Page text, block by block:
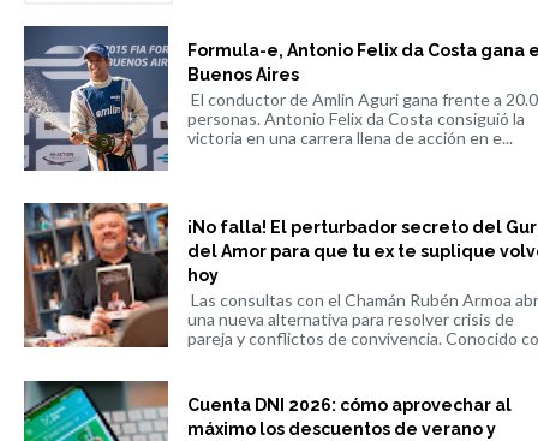
Formula-e, Antonio Felix da Costa gana
Buenos Aires
El conductor de Amlin Aguri gana frente a
personas. Antonio Felix da Costa consiguió la
victoria en una carrera llena de acción en e...
¡No falla! El perturbador secreto del
del Amor para que tu ex te suplique
hoy
Las consultas con el Chamán Rubén Armoa
una nueva alternativa para resolver crisis de
pareja y conflictos de convivencia. Conocido
Cuenta DNI 2026: cómo aprovechar al
máximo los descuentos de verano y